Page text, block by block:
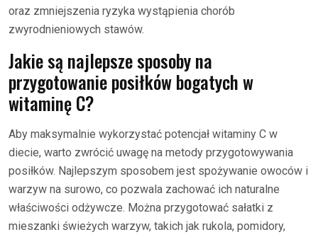
oraz zmniejszenia ryzyka wystąpienia chorób
zwyrodnieniowych stawów.
Jakie są najlepsze sposoby na
przygotowanie posiłków bogatych w
witaminę C?
Aby maksymalnie wykorzystać potencjał witaminy C w
diecie, warto zwrócić uwagę na metody przygotowywania
posiłków. Najlepszym sposobem jest spożywanie owoców i
warzyw na surowo, co pozwala zachować ich naturalne
właściwości odżywcze. Można przygotować sałatki z
mieszanki świeżych warzyw, takich jak rukola, pomidory,